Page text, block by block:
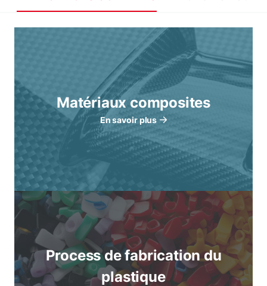
Matériaux composites
En savoir plus
Process de fabrication du
plastique